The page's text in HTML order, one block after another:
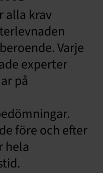
alla krav
Varje
experter
på
före och efter
hela